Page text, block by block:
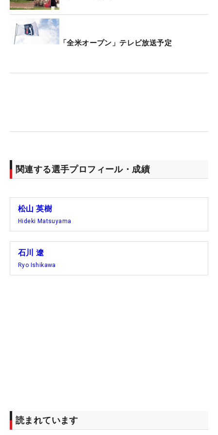
ラウンド中は松山、清水と談笑する場面も多くあっ
た。開幕前日の水曜日は清水、星野陸也と練習ラウ
ンド予定。先週大会終了直後は「早くコースチェッ
「全米オープン」テレビ放送予定
関連する選手プロフィール・成績
松山 英樹
Hideki Matsuyama
石川 遼
Ryo Ishikawa
読まれています